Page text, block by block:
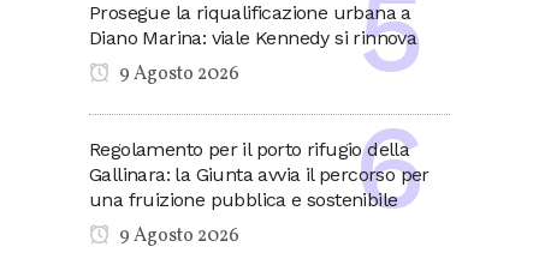
Prosegue la riqualificazione urbana a
Diano Marina: viale Kennedy si rinnova
9 Agosto 2026
Regolamento per il porto rifugio della
Gallinara: la Giunta avvia il percorso per
una fruizione pubblica e sostenibile
9 Agosto 2026